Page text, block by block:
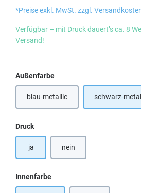
*Preise exkl. MwSt. zzgl.
Verfügbar – mit Druck dauert’s ca. 8
Versand!
Außenfarbeauswählen
blau-metallic(Diese Option ist zurzeit nicht
schwarz-
Druckauswählen
ja nein
Innenfarbeauswählen